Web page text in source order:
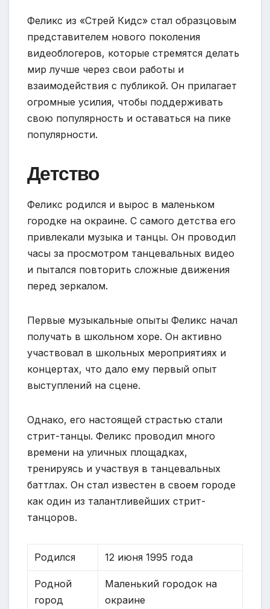
Феликс из «Стрей Кидс» стал образцовым
представителем нового поколения
видеоблогеров, которые стремятся делать
мир лучше через свои работы и
взаимодействия с публикой. Он прилагает
огромные усилия, чтобы поддерживать
свою популярность и оставаться на пике
популярности.
Детство
Феликс родился и вырос в маленьком
городке на окраине. С самого детства его
привлекали музыка и танцы. Он проводил
часы за просмотром танцевальных видео
и пытался повторить сложные движения
перед зеркалом.
Первые музыкальные опыты Феликс начал
получать в школьном хоре. Он активно
участвовал в школьных мероприятиях и
концертах, что дало ему первый опыт
выступлений на сцене.
Однако, его настоящей страстью стали
стрит-танцы. Феликс проводил много
времени на уличных площадках,
тренируясь и участвуя в танцевальных
баттлах. Он стал известен в своем городе
как один из талантливейших стрит-
танцоров.
Родился 12 июня 1995 года
Родной
город
Маленький городок на
окраине